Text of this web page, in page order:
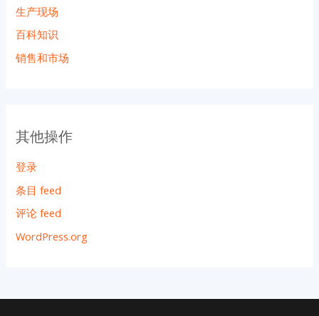
生产现场
百科知识
销售和市场
其他操作
登录
条目 feed
评论 feed
WordPress.org